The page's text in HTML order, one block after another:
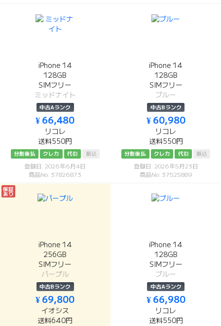
iPhone 14
128GB
SIMフリー
ミッドナイト
中古Aランク
¥ 66,480
リコレ
送料550円
分割後払 クレカ 代引 振込
登録日: 2026年6月4日
商品No: 37826873
iPhone 14
128GB
SIMフリー
ブルー
中古Bランク
¥ 60,980
リコレ
送料550円
分割後払 クレカ 代引 振込
登録日: 2026年5月23日
商品No: 37525889
保証
あり
iPhone 14
256GB
SIMフリー
パープル
中古Bランク
¥ 69,800
イオシス
送料640円
iPhone 14
128GB
SIMフリー
ブルー
中古Aランク
¥ 66,980
リコレ
送料550円